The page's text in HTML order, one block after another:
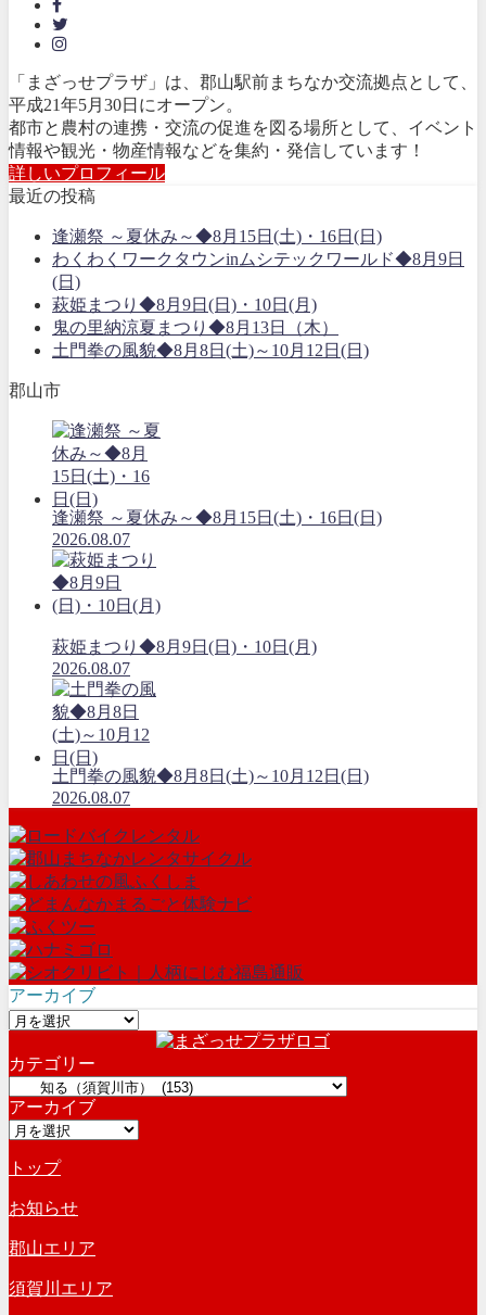
「まざっせプラザ」は、郡山駅前まちなか交流拠点として、
平成21年5月30日にオープン。
都市と農村の連携・交流の促進を図る場所として、イベント
情報や観光・物産情報などを集約・発信しています！
詳しいプロフィール
最近の投稿
逢瀬祭 ～夏休み～◆8月15日(土)・16日(日)
わくわくワークタウンinムシテックワールド◆8月9日
(日)
萩姫まつり◆8月9日(日)・10日(月)
鬼の里納涼夏まつり◆8月13日（木）
土門拳の風貌◆8月8日(土)～10月12日(日)
郡山市
逢瀬祭 ～夏休み～◆8月15日(土)・16日(日)
2026.08.07
萩姫まつり◆8月9日(日)・10日(月)
2026.08.07
土門拳の風貌◆8月8日(土)～10月12日(日)
2026.08.07
アーカイブ
ア
カ
ブ
カテゴリー
テ
ゴ
ー
アーカイブ
ア
カ
イ
ブ
トップ
お知らせ
郡山エリア
須賀川エリア